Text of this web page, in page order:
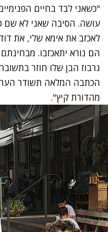
"כשאני לבד בחיים
עושה. הסיבה שאני לא שם
לאכזב את אימא שלי, את
הם נורא יתאכזבו.
גרבוז הבן שלו חוזר
מהדורת קיץ".